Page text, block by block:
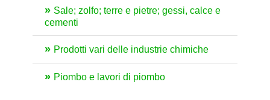
Sale; zolfo; terre e pietre; gessi, calce e
cementi
Prodotti vari delle industrie chimiche
Piombo e lavori di piombo